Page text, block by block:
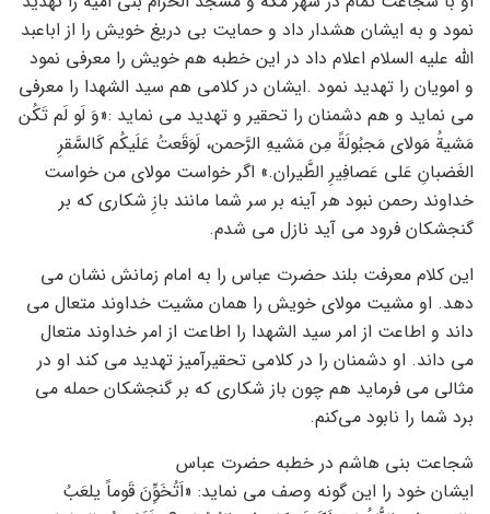
نمود و به ایشان هشدار داد و حمایت بی دریغ خویش را از اباعبد
الله علیه السلام اعلام داد در این خطبه هم خویش را معرفی نمود
و امویان را تهدید نمود .ایشان در کلامی هم سید الشهدا را معرفی
می نماید و هم دشمنان را تحقیر و تهدید می نماید :«وَ لَو لَم تَکُن
مَشیةُ مَولای مَجبُولَةً مِن مَشیهِ الرَّحمن، لَوَقَعتُ عَلَیکُم کَالسَّقرِ
الغَضبانِ عَلی عَصافِیرِ الطَّیران.» اگر خواست مولای من خواست
خداوند رحمن نبود هر آینه بر سر شما مانند بازِ شکاری که بر
گنجشکان فرود می آید نازل می شدم.
این کلام معرفت بلند حضرت عباس را به امام زمانش نشان می
دهد. او مشیت مولای خویش را همان مشیت خداوند متعال می
داند و اطاعت از امر سید الشهدا را اطاعت از امر خداوند متعال
می داند. او دشمنان را در کلامی تحقیرآمیز تهدید می کند او در
مثالی می فرماید هم چون باز شکاری که بر گنجشکان حمله می
برد شما را نابود می‌کنم.
شجاعت بنی هاشم در خطبه حضرت عباس
ایشان خود را این گونه وصف می نماید: «اَتُخَوِِّنَ قَوماً یلعَبُ